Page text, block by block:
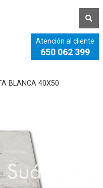
Atención al cliente
650 062 399
BLANCA 40X50